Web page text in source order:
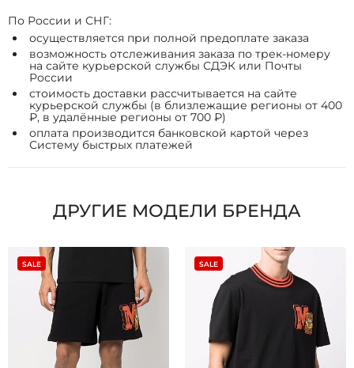
По России и СНГ:
осуществляется при полной предоплате заказа
возможность отслеживания заказа по трек-номеру
на сайте курьерской службы СДЭК или Почты
России
стоимость доставки рассчитывается на сайте
курьерской службы (в близлежащие регионы от 400
₽, в удалённые регионы от 700 ₽)
оплата производится банковской картой через
Систему быстрых платежей
ДРУГИЕ МОДЕЛИ БРЕНДА
SALE SALE